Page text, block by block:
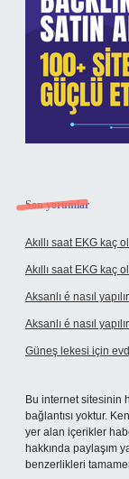
Son yorumlar
Akıllı saat EKG kaç
Akıllı saat EKG kaç
Aksanlı é nasıl
Aksanlı é nasıl
Güneş lekesi için
Bu internet sitesinin
bağlantısı yoktur.
yer alan içerikler
hakkında paylaşım
benzerlikleri